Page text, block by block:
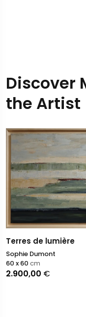
Discover
the Artist
Terres de lumière
Sophie Dumont
2.900,00 €
60 x 60 cm